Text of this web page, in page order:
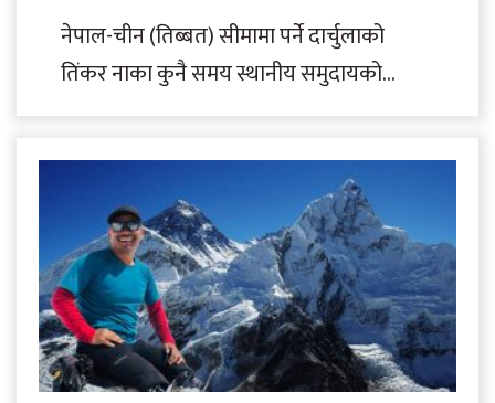
नेपाल-चीन (तिब्बत) सीमामा पर्ने दार्चुलाको
तिंकर नाका कुनै समय स्थानीय समुदायको